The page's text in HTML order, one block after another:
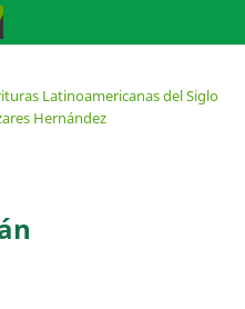
Latinoamericanas del Siglo
Hernández